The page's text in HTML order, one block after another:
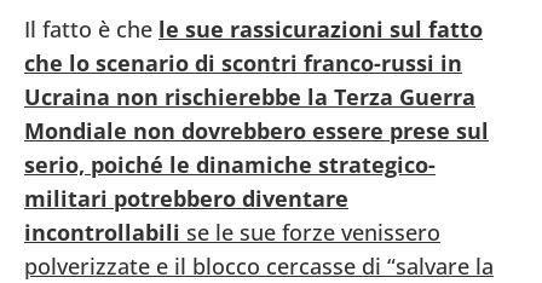
Il fatto è che le sue rassicurazioni sul fatto
che lo scenario di scontri franco-russi in
Ucraina non rischierebbe la Terza Guerra
Mondiale non dovrebbero essere prese sul
serio, poiché le dinamiche strategico-
militari potrebbero diventare
incontrollabili se le sue forze venissero
polverizzate e il blocco cercasse di “salvare la